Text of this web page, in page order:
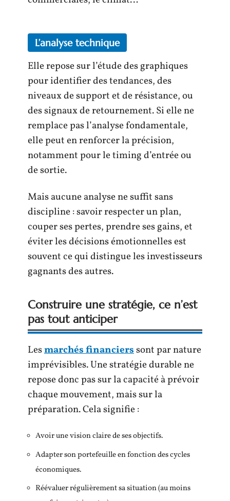
L’analyse technique
Elle repose sur l’étude des graphiques
pour identifier des tendances, des
niveaux de support et de résistance, ou
des signaux de retournement. Si elle ne
remplace pas l’analyse fondamentale,
elle peut en renforcer la précision,
notamment pour le timing d’entrée ou
de sortie.
Mais aucune analyse ne suffit sans
discipline : savoir respecter un plan,
couper ses pertes, prendre ses gains, et
éviter les décisions émotionnelles est
souvent ce qui distingue les investisseurs
gagnants des autres.
Construire une stratégie, ce n’est
pas tout anticiper
Lesmarchés financierssont par nature
imprévisibles. Une stratégie durable ne
repose donc pas sur la capacité à prévoir
chaque mouvement, mais sur la
préparation. Cela signifie :
Avoir une vision claire de ses objectifs.
Adapter son portefeuille en fonction des cycles
économiques.
Réévaluer régulièrement sa situation (au moins